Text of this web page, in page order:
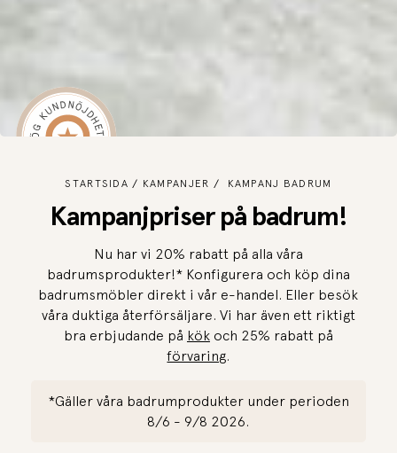
STARTSIDA KAMPANJER KAMPANJ BADRUM
Kampanjpriser på badrum!
Nu har vi 20% rabatt på alla våra
badrumsprodukter!* Konfigurera och köp dina
badrumsmöbler direkt i vår e-handel. Eller besök
våra duktiga återförsäljare. Vi har även ett riktigt
bra erbjudande på kökoch 25% rabatt på
förvaring
*Gäller våra badrumprodukter under perioden
8/6 - 9/8 2026.